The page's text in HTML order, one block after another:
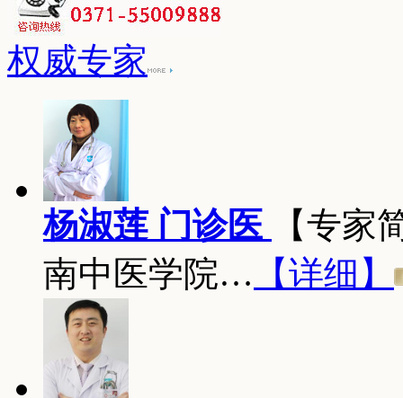
权威专家
杨淑莲 门诊医
【专家
南中医学院… 【详细】